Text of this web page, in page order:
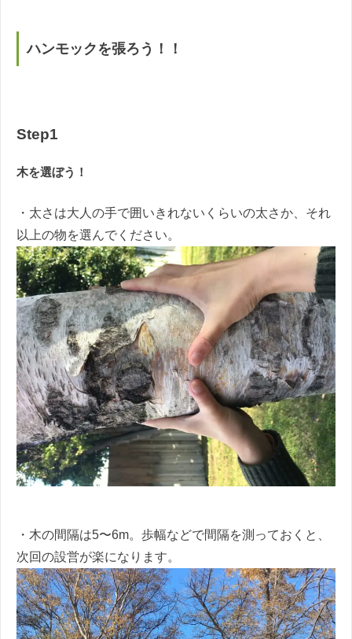
ハンモックを張ろう！！
Step1
木を選ぼう！
・太さは大人の手で囲いきれないくらいの太さか、それ
以上の物を選んでください。
・木の間隔は5〜6m。歩幅などで間隔を測っておくと、
次回の設営が楽になります。